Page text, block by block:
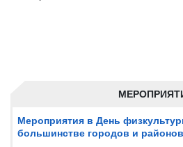
Мероприятия в День
большинстве городов и